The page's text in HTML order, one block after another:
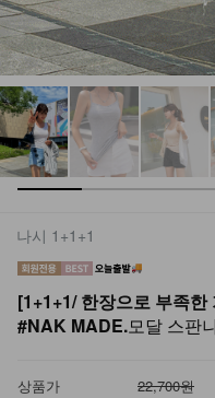
나시 1+1+1
[1+1+1/ 한장으로 부족한
#NAK MADE.모달 스판
상품가
22,700원